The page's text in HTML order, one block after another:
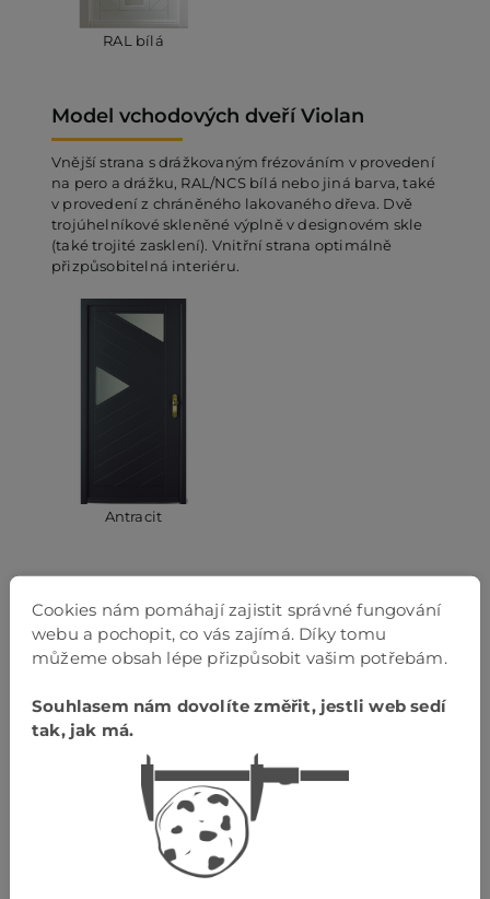
RAL bílá
Model vchodových dveří Violan
Vnější strana s drážkovaným frézováním v provedení
na pero a drážku, RAL/NCS bílá nebo jiná barva, také
v provedení z chráněného lakovaného dřeva. Dvě
trojúhelníkové skleněné výplně v designovém skle
(také trojité zasklení). Vnitřní strana optimálně
přizpůsobitelná interiéru.
Antracit
Vnější vertikální a horizontální drážkování a
nerezová vrstva ve spodní části, vnitřní strana
(nahoře obloukové) Volitelně fóliované prvky v
různých barvách.
Cookies nám pomáhají zajistit správné fungování
webu a pochopit, co vás zajímá. Díky tomu
můžeme obsah lépe přizpůsobit vašim potřebám.
Souhlasem nám dovolíte změřit, jestli web sedí
tak, jak má.